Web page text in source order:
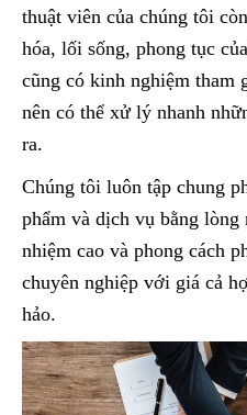
thuật viên của chúng tôi
hóa, lối sống, phong tục
cũng có kinh nghiệm tham
nên có thể xử lý nhanh
ra.
Chúng tôi luôn tập chung
phẩm và dịch vụ bằng
nhiệm cao và phong cách
chuyên nghiệp với giá cả
hảo.